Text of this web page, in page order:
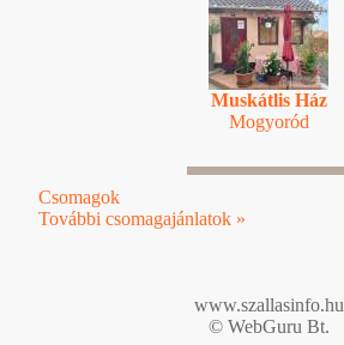
Muskátlis Ház
Mogyoród
Csomagok
További csomagajánlatok »
www.szallasinfo.hu
© WebGuru Bt.